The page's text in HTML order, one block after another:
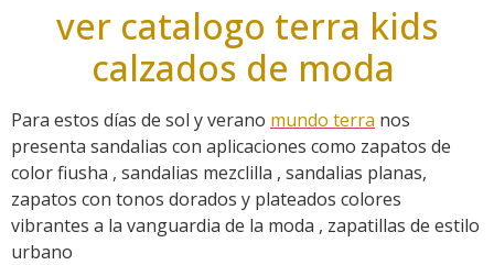
ver catalogo terra kids
calzados de moda
Para estos días de sol y verano mundo terra nos
presenta sandalias con aplicaciones como zapatos de
color fiusha , sandalias mezclilla , sandalias planas,
zapatos con tonos dorados y plateados colores
vibrantes a la vanguardia de la moda , zapatillas de estilo
urbano